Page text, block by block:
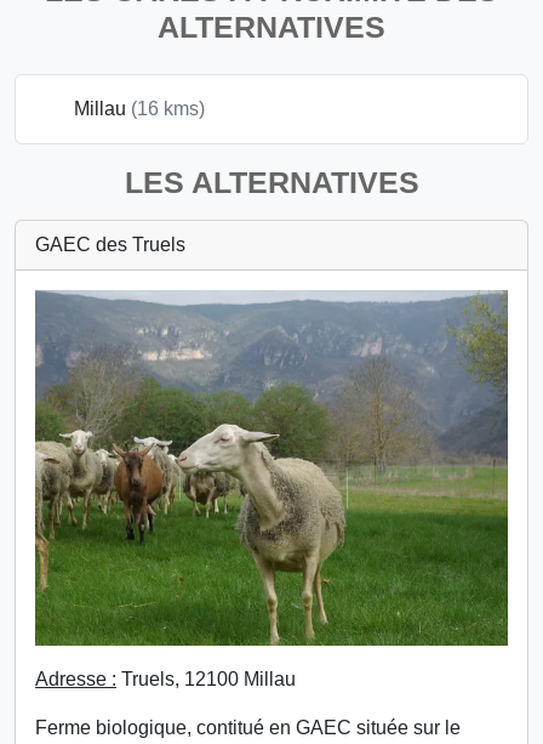
ALTERNATIVES
Millau (16 kms)
LES ALTERNATIVES
GAEC des Truels
Adresse : Truels, 12100 Millau
Ferme biologique, contitué en GAEC située sur le